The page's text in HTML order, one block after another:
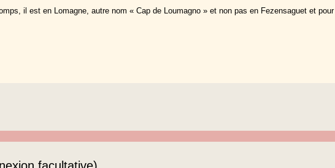
il est en Lomagne, autre nom « Cap de Loumagno » et non pas en Fezensaguet et pour